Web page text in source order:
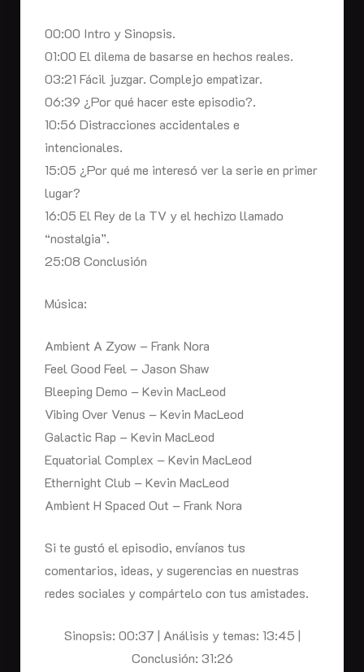
00:00 Intro y Sinopsis.
01:00 El dilema de basarse en hechos reales.
03:21 Fácil juzgar. Complejo empatizar.
06:39 ¿Por qué hacer este episodio?.
10:56 Distracciones accidentales e
intencionales.
15:05 ¿Por qué me interesó ver la serie en primer
lugar?
16:05 El Rey de la TV y el hechizo llamado
“nostalgia”.
25:08 Conclusión
Música:
Ambient A Zyow – Frank Nora
Feel Good Feel – Jason Shaw
Bleeping Demo – Kevin MacLeod
Vibing Over Venus – Kevin MacLeod
Galactic Rap – Kevin MacLeod
Equatorial Complex – Kevin MacLeod
Ethernight Club – Kevin MacLeod
Ambient H Spaced Out – Frank Nora
Si te gustó el episodio, envíanos tus
comentarios, ideas, y sugerencias en nuestras
redes sociales y compártelo con tus amistades.
Sinopsis: 00:37 | Análisis y temas: 13:45 |
Conclusión: 31:26